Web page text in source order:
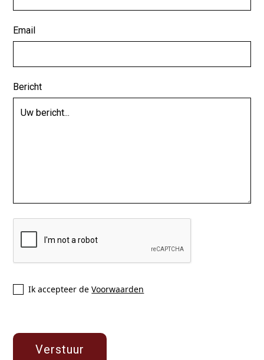
Email
Bericht
Ik accepteer deVoorwaarden